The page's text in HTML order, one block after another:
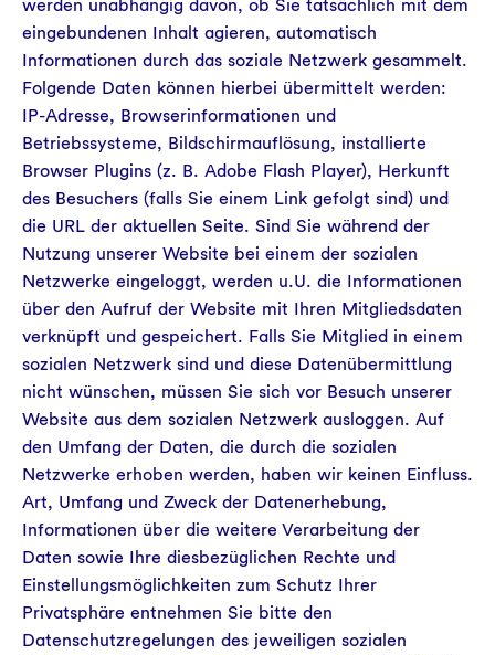
werden unabhängig davon, ob Sie tatsächlich mit dem
eingebundenen Inhalt agieren, automatisch
Informationen durch das soziale Netzwerk gesammelt.
Folgende Daten können hierbei übermittelt werden:
IP-Adresse, Browserinformationen und
Betriebssysteme, Bildschirmauflösung, installierte
Browser Plugins (z. B. Adobe Flash Player), Herkunft
des Besuchers (falls Sie einem Link gefolgt sind) und
die URL der aktuellen Seite. Sind Sie während der
Nutzung unserer Website bei einem der sozialen
Netzwerke eingeloggt, werden u.U. die Informationen
über den Aufruf der Website mit Ihren Mitgliedsdaten
verknüpft und gespeichert. Falls Sie Mitglied in einem
sozialen Netzwerk sind und diese Datenübermittlung
nicht wünschen, müssen Sie sich vor Besuch unserer
Website aus dem sozialen Netzwerk ausloggen. Auf
den Umfang der Daten, die durch die sozialen
Netzwerke erhoben werden, haben wir keinen Einfluss.
Art, Umfang und Zweck der Datenerhebung,
Informationen über die weitere Verarbeitung der
Daten sowie Ihre diesbezüglichen Rechte und
Einstellungsmöglichkeiten zum Schutz Ihrer
Privatsphäre entnehmen Sie bitte den
Datenschutzregelungen des jeweiligen sozialen